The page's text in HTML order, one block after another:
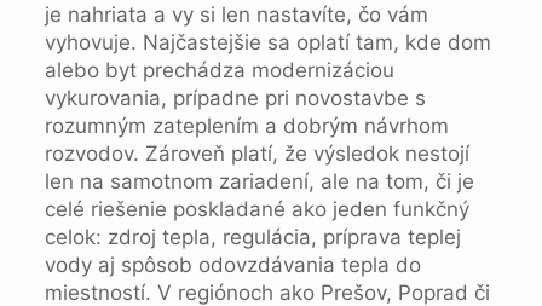
je nahriata a vy si len nastavíte, čo vám
vyhovuje. Najčastejšie sa oplatí tam, kde dom
alebo byt prechádza modernizáciou
vykurovania, prípadne pri novostavbe s
rozumným zateplením a dobrým návrhom
rozvodov. Zároveň platí, že výsledok nestojí
len na samotnom zariadení, ale na tom, či je
celé riešenie poskladané ako jeden funkčný
celok: zdroj tepla, regulácia, príprava teplej
vody aj spôsob odovzdávania tepla do
miestností. V regiónoch ako Prešov, Poprad či